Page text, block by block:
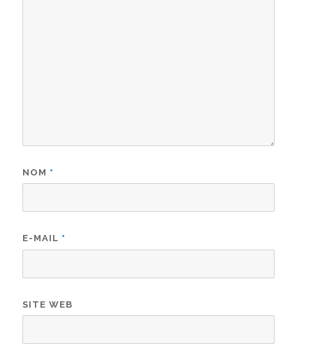
NOM *
E-MAIL *
SITE WEB